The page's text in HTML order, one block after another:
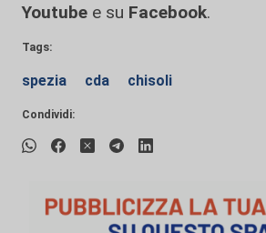
Youtube e su Facebook.
Tags:
spezia cda chisoli
Condividi: